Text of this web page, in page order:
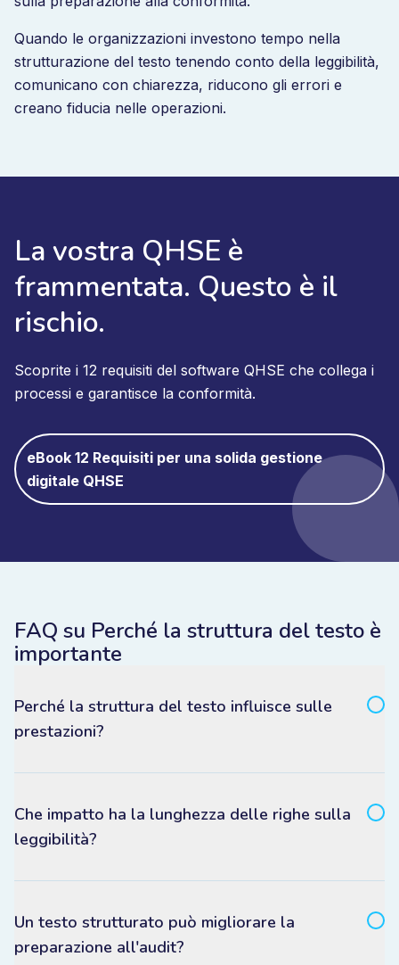
Quando le organizzazioni investono tempo nella
strutturazione del testo tenendo conto della leggibilità,
comunicano con chiarezza, riducono gli errori e
creano fiducia nelle operazioni.
La vostra QHSE è
frammentata. Questo è il
rischio.
Scoprite i 12 requisiti del software QHSE che collega i
processi e garantisce la conformità.
eBook 12 Requisiti per una solida gestione
digitale QHSE
FAQ su Perché la struttura del testo è
importante
Perché la struttura del testo influisce sulle
prestazioni?
Che impatto ha la lunghezza delle righe sulla
leggibilità?
Un testo strutturato può migliorare la
preparazione all'audit?